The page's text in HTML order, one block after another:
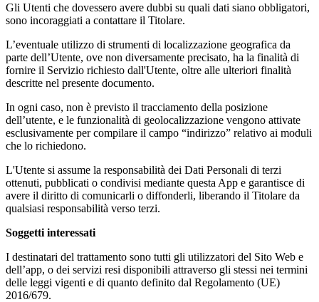
Gli Utenti che dovessero avere dubbi su quali dati siano obbligatori,
sono incoraggiati a contattare il Titolare.
L’eventuale utilizzo di strumenti di localizzazione geografica da
parte dell’Utente, ove non diversamente precisato, ha la finalità di
fornire il Servizio richiesto dall'Utente, oltre alle ulteriori finalità
descritte nel presente documento.
In ogni caso, non è previsto il tracciamento della posizione
dell’utente, e le funzionalità di geolocalizzazione vengono attivate
esclusivamente per compilare il campo “indirizzo” relativo ai moduli
che lo richiedono.
L'Utente si assume la responsabilità dei Dati Personali di terzi
ottenuti, pubblicati o condivisi mediante questa App e garantisce di
avere il diritto di comunicarli o diffonderli, liberando il Titolare da
qualsiasi responsabilità verso terzi.
Soggetti interessati
I destinatari del trattamento sono tutti gli utilizzatori del Sito Web e
dell’app, o dei servizi resi disponibili attraverso gli stessi nei termini
delle leggi vigenti e di quanto definito dal Regolamento (UE)
2016/679.